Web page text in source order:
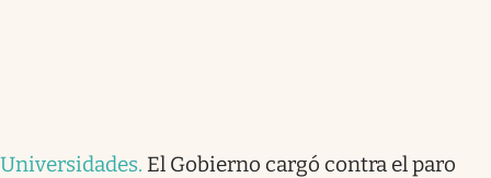
Universidades. El Gobierno cargó contra el paro